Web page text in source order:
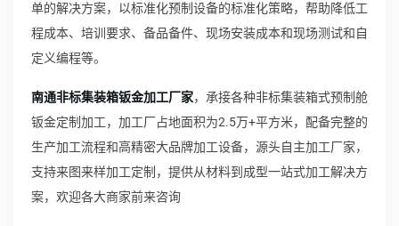
单的解决方案，以标准化预制设备的标准化策略，帮助降低工
程成本、培训要求、备品备件、现场安装成本和现场测试和自
定义编程等。
南通非标集装箱钣金加工厂家，承接各种非标集装箱式预制舱
钣金定制加工，加工厂占地面积为2.5万+平方米，配备完整的
生产加工流程和高精密大品牌加工设备，源头自主加工厂家，
支持来图来样加工定制，提供从材料到成型一站式加工解决方
案，欢迎各大商家前来咨询